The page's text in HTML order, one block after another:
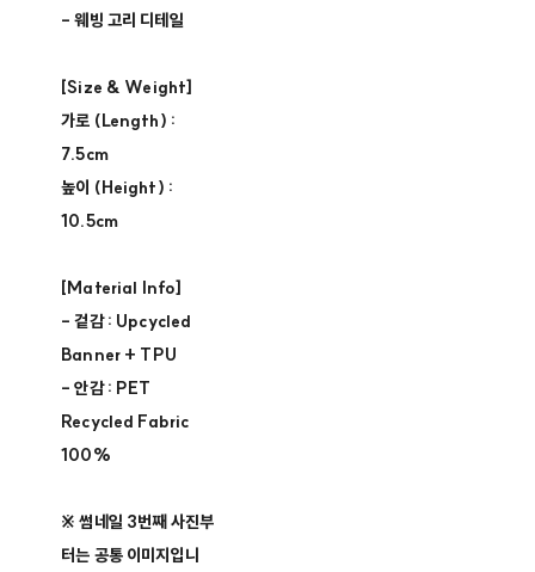
- 웨빙 고리 디테일
[Size & Weight]
가로 (Length) :
7.5cm
높이 (Height) :
10.5cm
[Material Info]
- 겉감 : Upcycled
Banner + TPU
- 안감 : PET
Recycled Fabric
100%
※ 썸네일 3번째 사진부
터는 공통 이미지입니